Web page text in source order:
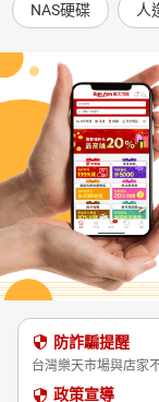
NAS硬碟 人
防詐騙提醒
台灣樂天市場與店家
政策宣導